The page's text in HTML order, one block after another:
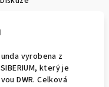
vyrobena z
který je
DWR. Celková